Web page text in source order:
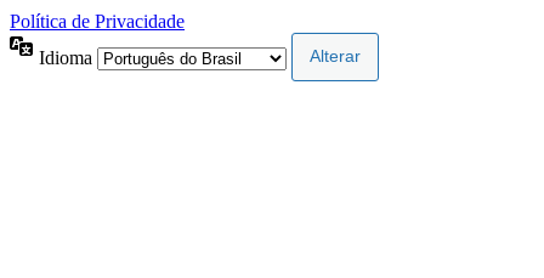
Política de Privacidade
Idioma